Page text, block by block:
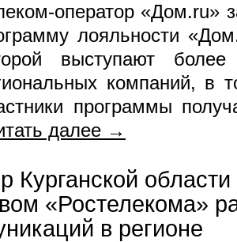
оператор «Дом.ru»
лояльности
выступают
компаний, в
программы
далее →
Курганской
«Ростелекома»
в регионе